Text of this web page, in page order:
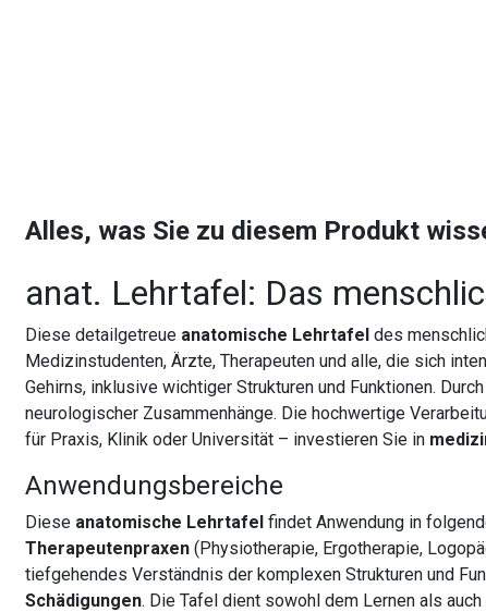
Alles, was Sie zu diesem Produkt
anat. Lehrtafel: Das
Diese detailgetreue anatomische Lehrtafel des
Medizinstudenten, Ärzte, Therapeuten und alle, die sich
Gehirns, inklusive wichtiger Strukturen und Funktionen.
neurologischer Zusammenhänge. Die hochwertige
für Praxis, Klinik oder Universität – investieren Sie in
Anwendungsbereiche
Diese anatomische Lehrtafel findet Anwendung in
Therapeutenpraxen (Physiotherapie, Ergotherapie,
tiefgehendes Verständnis der komplexen Strukturen und
Schädigungen. Die Tafel dient sowohl dem Lernen als